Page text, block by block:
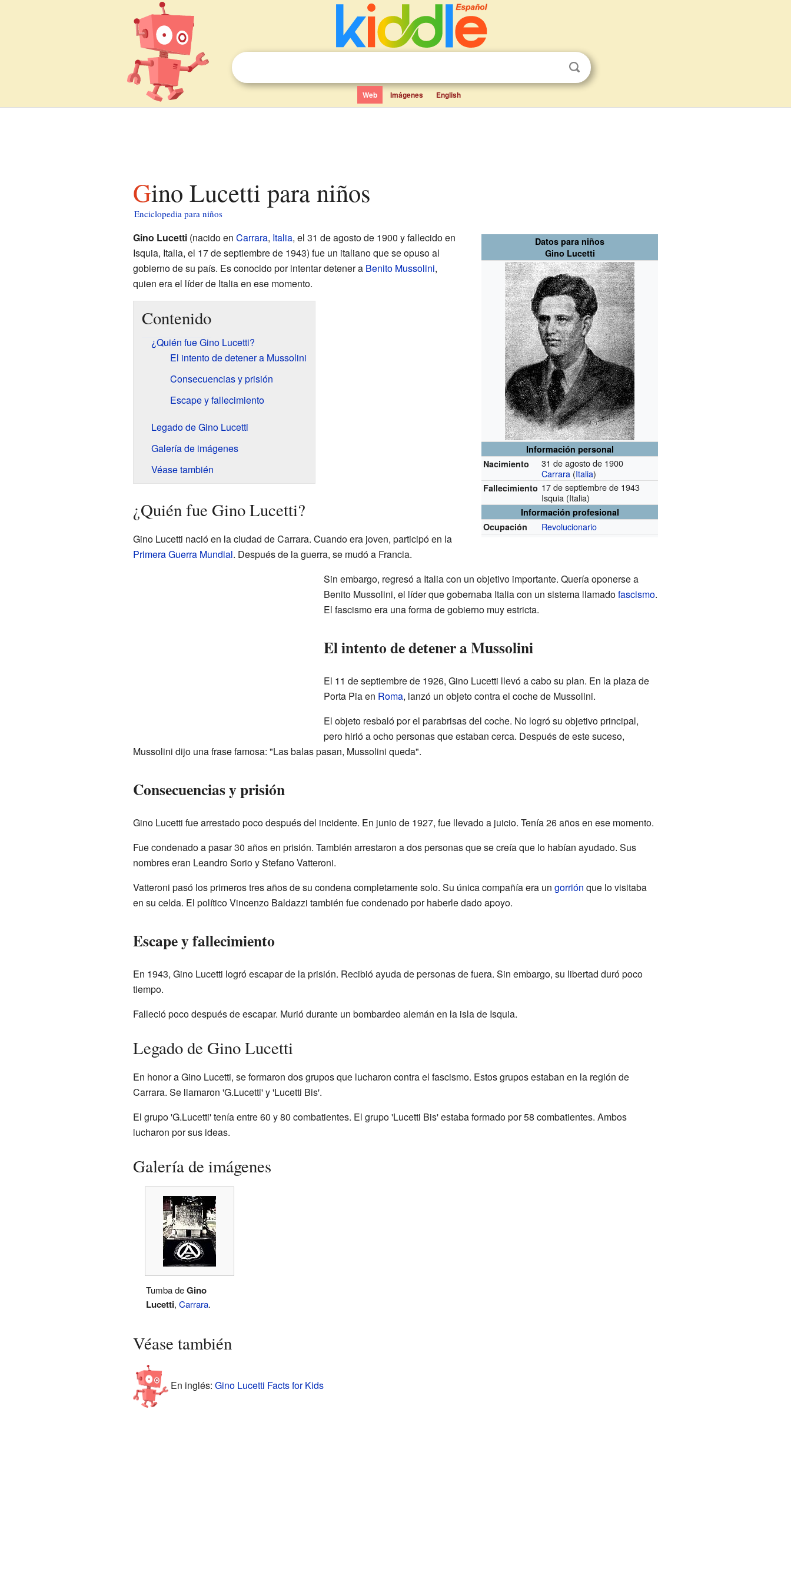
Web Imágenes English
Gino Lucetti para niños
Enciclopedia para niños
Datos para niños
Gino Lucetti
Información personal
Nacimiento
31 de agosto de 1900
Carrara (Italia)
Fallecimiento 17 de septiembre de 1943
Isquia (Italia)
Información profesional
Ocupación
Revolucionario
Gino Lucetti(nacido en Carrara, Italia, el 31 de agosto de 1900 y fallecido en
Isquia, Italia, el 17 de septiembre de 1943) fue un italiano que se opuso al
gobierno de su país. Es conocido por intentar detener a Benito Mussolini,
quien era el líder de Italia en ese momento.
Contenido
¿Quién fue Gino Lucetti?
El intento de detener a Mussolini
Consecuencias y prisión
Escape y fallecimiento
Legado de Gino Lucetti
Galería de imágenes
Véase también
¿Quién fue Gino Lucetti?
Gino Lucetti nació en la ciudad de Carrara. Cuando era joven, participó en la
Primera Guerra Mundial. Después de la guerra, se mudó a Francia.
Sin embargo, regresó a Italia con un objetivo importante. Quería oponerse a
Benito Mussolini, el líder que gobernaba Italia con un sistema llamadofascismo.
El fascismo era una forma de gobierno muy estricta.
El intento de detener a Mussolini
El 11 de septiembre de 1926, Gino Lucetti llevó a cabo su plan. En la plaza de
Porta Pia en Roma, lanzó un objeto contra el coche de Mussolini.
El objeto resbaló por el parabrisas del coche. No logró su objetivo principal,
pero hirió a ocho personas que estaban cerca. Después de este suceso,
Mussolini dijo una frase famosa: "Las balas pasan, Mussolini queda".
Consecuencias y prisión
Gino Lucetti fue arrestado poco después del incidente. En junio de 1927, fue llevado a juicio. Tenía 26 años en ese momento.
Fue condenado a pasar 30 años en prisión. También arrestaron a dos personas que se creía que lo habían ayudado. Sus
nombres eran Leandro Sorio y Stefano Vatteroni.
Vatteroni pasó los primeros tres años de su condena completamente solo. Su única compañía era un gorrión que lo visitaba
en su celda. El político Vincenzo Baldazzi también fue condenado por haberle dado apoyo.
Escape y fallecimiento
En 1943, Gino Lucetti logró escapar de la prisión. Recibió ayuda de personas de fuera. Sin embargo, su libertad duró poco
tiempo.
Falleció poco después de escapar. Murió durante un bombardeo alemán en la isla de Isquia.
Legado de Gino Lucetti
En honor a Gino Lucetti, se formaron dos grupos que lucharon contra el fascismo. Estos grupos estaban en la región de
Carrara. Se llamaron 'G.Lucetti' y 'Lucetti Bis'.
El grupo 'G.Lucetti' tenía entre 60 y 80 combatientes. El grupo 'Lucetti Bis' estaba formado por 58 combatientes. Ambos
lucharon por sus ideas.
Galería de imágenes
Tumba deGino
Lucetti, Carrara.
Véase también
En inglés: Gino Lucetti Facts for Kids